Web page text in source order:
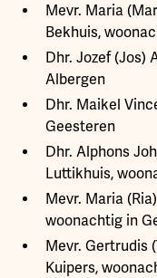
Mevr. Maria
Bekhuis,
Dhr. Jozef (Jos)
Albergen
Dhr. Maikel
Geesteren
Dhr. Alphons
Luttikhuis,
Mevr. Maria
woonachtig in
Mevr. Gertrudis
Kuipers,